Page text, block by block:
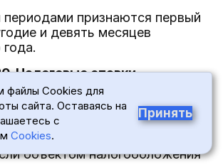
признаются первый
и девять месяцев
года.
Налоговые ставки
объектом налогообложения
налоговая ставка
в размере 6 процентов.
объектом налогообложения
файлы Cookies для
сайта. Оставаясь на
с
Cookies.
Принять